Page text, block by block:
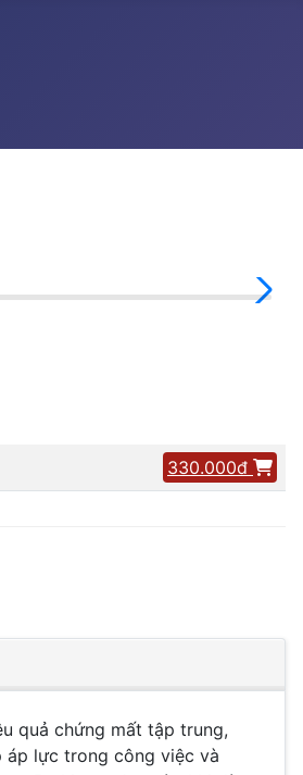
330.000đ
quả chứng mất tập trung,
áp lực trong công việc và